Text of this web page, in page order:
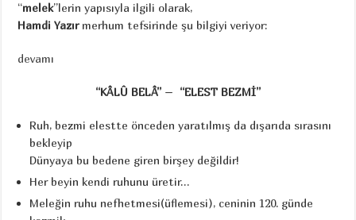
“melek”lerin yapısıyla ilgili olarak,
Hamdi Yazırmerhum tefsirinde şu bilgiyi veriyor:
devamı
“KÂLÛ BELÂ”– “ELEST BEZMİ”
Ruh, bezmi elestte önceden yaratılmış da dışarıda sırasını
bekleyip
Dünyaya bu bedene giren birşey değildir!
Her beyin kendi ruhunu üretir…
Meleğin ruhu nefhetmesi(üflemesi), ceninin 120. günde